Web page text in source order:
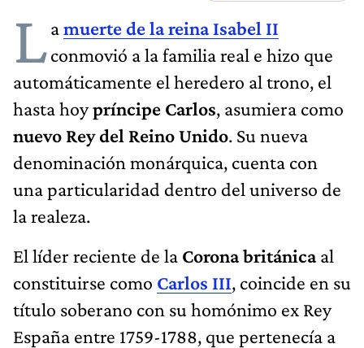
Lamuerte de la reina Isabel II
conmovió a la familia real e hizo que
automáticamente el heredero al trono, el
hasta hoypríncipe Carlos, asumiera como
nuevo Rey del Reino Unido. Su nueva
denominación monárquica, cuenta con
una particularidad dentro del universo de
la realeza.
El líder reciente de la Corona británicaal
constituirse como Carlos III, coincide en su
título soberano con su homónimo ex Rey
España entre 1759-1788, que pertenecía a